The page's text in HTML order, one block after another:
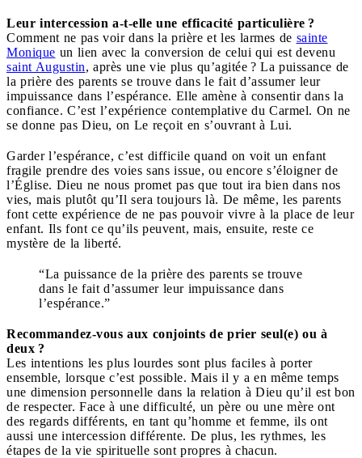
Leur intercession a-t-elle une efficacité particulière ?
Comment ne pas voir dans la prière et les larmes de sainte
Monique un lien avec la conversion de celui qui est devenu
saint Augustin, après une vie plus qu’agitée ? La puissance de
la prière des parents se trouve dans le fait d’assumer leur
impuissance dans l’espérance. Elle amène à consentir dans la
confiance. C’est l’expérience contemplative du Carmel. On ne
se donne pas Dieu, on Le reçoit en s’ouvrant à Lui.
Garder l’espérance, c’est difficile quand on voit un enfant
fragile prendre des voies sans issue, ou encore s’éloigner de
l’Église. Dieu ne nous promet pas que tout ira bien dans nos
vies, mais plutôt qu’Il sera toujours là. De même, les parents
font cette expérience de ne pas pouvoir vivre à la place de leur
enfant. Ils font ce qu’ils peuvent, mais, ensuite, reste ce
mystère de la liberté.
“La puissance de la prière des parents se trouve
dans le fait d’assumer leur impuissance dans
l’espérance.”
Recommandez-vous aux conjoints de prier seul(e) ou à
deux ?
Les intentions les plus lourdes sont plus faciles à porter
ensemble, lorsque c’est possible. Mais il y a en même temps
une dimension personnelle dans la relation à Dieu qu’il est bon
de respecter. Face à une difficulté, un père ou une mère ont
des regards différents, en tant qu’homme et femme, ils ont
aussi une intercession différente. De plus, les rythmes, les
étapes de la vie spirituelle sont propres à chacun.